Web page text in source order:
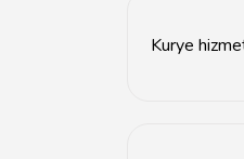
Kurye